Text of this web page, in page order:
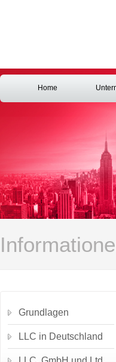
Home
Grundlagen
LLC in Deutschland